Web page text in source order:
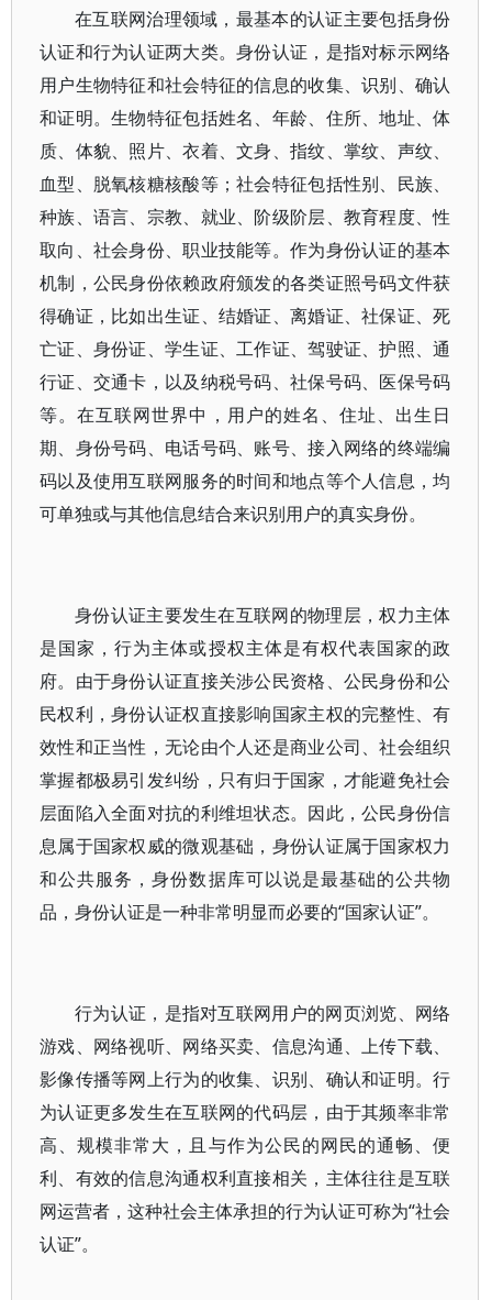
在互联网治理领域，最基本的认证主要包括身份
认证和行为认证两大类。身份认证，是指对标示网络
用户生物特征和社会特征的信息的收集、识别、确认
和证明。生物特征包括姓名、年龄、住所、地址、体
质、体貌、照片、衣着、文身、指纹、掌纹、声纹、
血型、脱氧核糖核酸等；社会特征包括性别、民族、
种族、语言、宗教、就业、阶级阶层、教育程度、性
取向、社会身份、职业技能等。作为身份认证的基本
机制，公民身份依赖政府颁发的各类证照号码文件获
得确证，比如出生证、结婚证、离婚证、社保证、死
亡证、身份证、学生证、工作证、驾驶证、护照、通
行证、交通卡，以及纳税号码、社保号码、医保号码
等。在互联网世界中，用户的姓名、住址、出生日
期、身份号码、电话号码、账号、接入网络的终端编
码以及使用互联网服务的时间和地点等个人信息，均
可单独或与其他信息结合来识别用户的真实身份。
身份认证主要发生在互联网的物理层，权力主体
是国家，行为主体或授权主体是有权代表国家的政
府。由于身份认证直接关涉公民资格、公民身份和公
民权利，身份认证权直接影响国家主权的完整性、有
效性和正当性，无论由个人还是商业公司、社会组织
掌握都极易引发纠纷，只有归于国家，才能避免社会
层面陷入全面对抗的利维坦状态。因此，公民身份信
息属于国家权威的微观基础，身份认证属于国家权力
和公共服务，身份数据库可以说是最基础的公共物
品，身份认证是一种非常明显而必要的“国家认证”。
行为认证，是指对互联网用户的网页浏览、网络
游戏、网络视听、网络买卖、信息沟通、上传下载、
影像传播等网上行为的收集、识别、确认和证明。行
为认证更多发生在互联网的代码层，由于其频率非常
高、规模非常大，且与作为公民的网民的通畅、便
利、有效的信息沟通权利直接相关，主体往往是互联
网运营者，这种社会主体承担的行为认证可称为“社会
认证”。